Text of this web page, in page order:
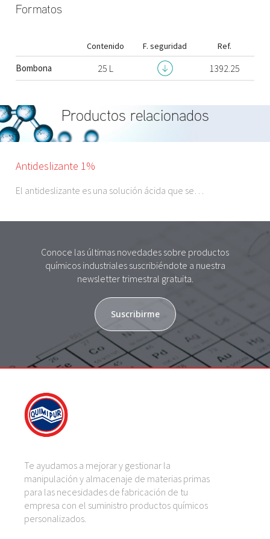
Formatos
Contenido F. seguridad Ref.
Bombona 25 L 1392.25
Productos relacionados
Antideslizante 1%
El antideslizante es una solución ácida que se…
Conoce las últimas novedades sobre productos
químicos industriales suscribiéndote a nuestra
newsletter trimestral gratuita.
Suscribirme
Te ayudamos a mejorar y gestionar la
manipulación y almacenaje de materias primas
para las necesidades de fabricación de tu
empresa con el suministro productos químicos
personalizados.